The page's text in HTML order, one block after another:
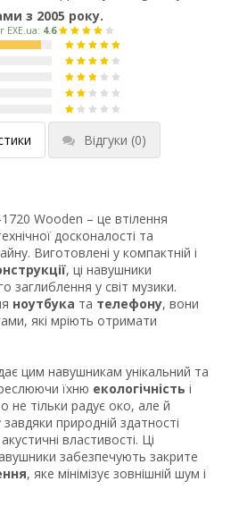
з 2005 року.
Відгуки (0)
Wooden – це втілення
досконалості та
Виготовлені у компактній і
, ці навушники
заглиблення у світ музики.
ноутбука та телефону, вони
які мріють отримати
цим навушникам унікальний та
їхню екологічність і
не тільки радує око, але й
природній здатності
властивості. Ці
забезпечують закрите
, яке мінімізує зовнішній шум і